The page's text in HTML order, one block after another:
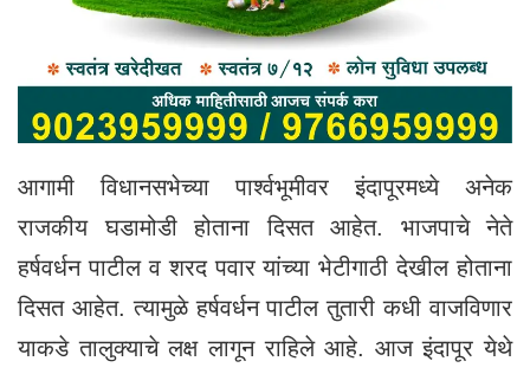
आगामी विधानसभेच्या पार्श्वभूमीवर इंदापूरमध्ये अनेक
राजकीय घडामोडी होताना दिसत आहेत. भाजपाचे नेते
हर्षवर्धन पाटील व शरद पवार यांच्या भेटीगाठी देखील होताना
दिसत आहेत. त्यामुळे हर्षवर्धन पाटील तुतारी कधी वाजविणार
याकडे तालुक्याचे लक्ष लागून राहिले आहे. आज इंदापूर येथे